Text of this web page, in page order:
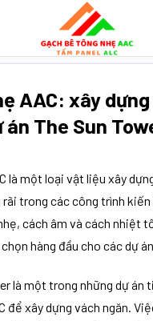
AAC: xây
án The Sun
là một loại vật liệu xây
rãi trong các công trình kiến
cách âm và cách nhiệt
hàng đầu cho các dự
là một trong những dự án
để xây dựng vách ngăn.